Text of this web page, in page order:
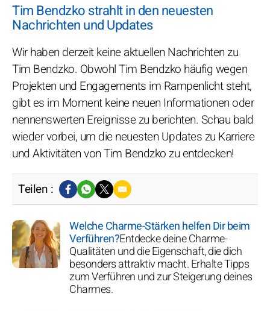
Tim Bendzko strahlt in den neuesten
Nachrichten und Updates
Wir haben derzeit keine aktuellen Nachrichten zu
Tim Bendzko. Obwohl Tim Bendzko häufig wegen
Projekten und Engagements im Rampenlicht steht,
gibt es im Moment keine neuen Informationen oder
nennenswerten Ereignisse zu berichten. Schau bald
wieder vorbei, um die neuesten Updates zu Karriere
und Aktivitäten von Tim Bendzko zu entdecken!
Teilen :
Welche Charme-Stärken helfen Dir beim
Verführen?Entdecke deine Charme-
Qualitäten und die Eigenschaft, die dich
besonders attraktiv macht. Erhalte Tipps
zum Verführen und zur Steigerung deines
Charmes.